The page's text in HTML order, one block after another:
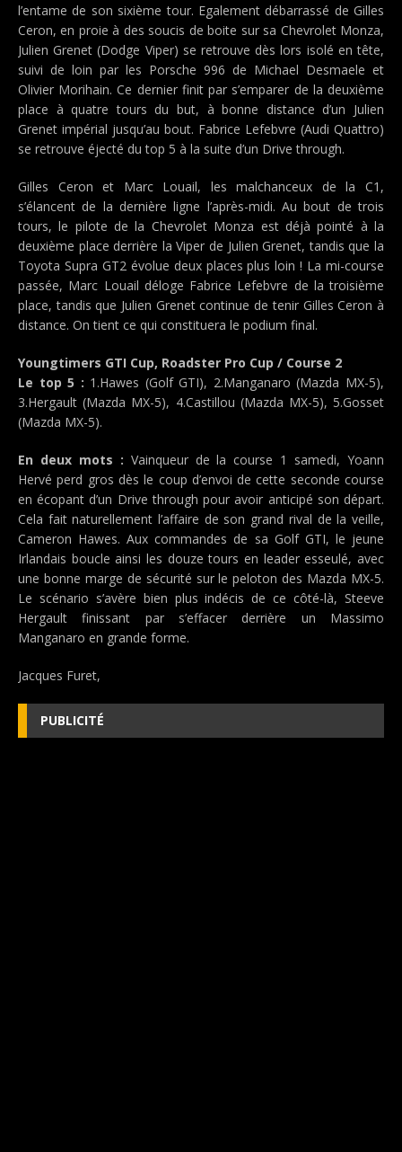
l’entame de son sixième tour. Egalement débarrassé de Gilles
Ceron, en proie à des soucis de boite sur sa Chevrolet Monza,
Julien Grenet (Dodge Viper) se retrouve dès lors isolé en tête,
suivi de loin par les Porsche 996 de Michael Desmaele et
Olivier Morihain. Ce dernier finit par s’emparer de la deuxième
place à quatre tours du but, à bonne distance d’un Julien
Grenet impérial jusqu’au bout. Fabrice Lefebvre (Audi Quattro)
se retrouve éjecté du top 5 à la suite d’un Drive through.
Gilles Ceron et Marc Louail, les malchanceux de la C1,
s’élancent de la dernière ligne l’après-midi. Au bout de trois
tours, le pilote de la Chevrolet Monza est déjà pointé à la
deuxième place derrière la Viper de Julien Grenet, tandis que la
Toyota Supra GT2 évolue deux places plus loin ! La mi-course
passée, Marc Louail déloge Fabrice Lefebvre de la troisième
place, tandis que Julien Grenet continue de tenir Gilles Ceron à
distance. On tient ce qui constituera le podium final.
Youngtimers GTI Cup, Roadster Pro Cup / Course 2
Le top 5 : 1.Hawes (Golf GTI), 2.Manganaro (Mazda MX-5),
3.Hergault (Mazda MX-5), 4.Castillou (Mazda MX-5), 5.Gosset
(Mazda MX-5).
En deux mots : Vainqueur de la course 1 samedi, Yoann
Hervé perd gros dès le coup d’envoi de cette seconde course
en écopant d’un Drive through pour avoir anticipé son départ.
Cela fait naturellement l’affaire de son grand rival de la veille,
Cameron Hawes. Aux commandes de sa Golf GTI, le jeune
Irlandais boucle ainsi les douze tours en leader esseulé, avec
une bonne marge de sécurité sur le peloton des Mazda MX-5.
Le scénario s’avère bien plus indécis de ce côté-là, Steeve
Hergault finissant par s’effacer derrière un Massimo
Manganaro en grande forme.
Jacques Furet,
PUBLICITÉ